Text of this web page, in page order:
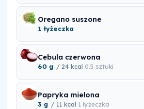
Oregano suszone
1 łyżeczka
Cebula czerwona
60 g / 24 kcal 0.5 sztuki
Papryka mielona
3 g / 11 kcal 1 łyżeczka